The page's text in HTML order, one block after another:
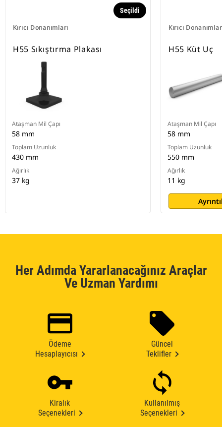
Kırıcı Donanımları
Seçildi
H55 Sıkıştırma Plakası
Ataşman Mil Çapı
58 mm
Toplam Uzunluk
430 mm
Ağırlık
37 kg
Kırıcı
H55 Küt Uç
Ataşman Mil Çapı
58 mm
Toplam Uzunluk
550 mm
Ağırlık
11 kg
Her Adımda Yararlanacağınız Araçlar
Ve Uzman Yardımı
Ödeme
Hesaplayıcısı
Güncel
Teklifler
Kiralık
Seçenekleri
Kullanılmış
Seçenekleri